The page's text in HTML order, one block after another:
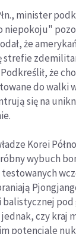
minister
niepokoju"
że
strefie
że
do walki
się na
Korei
wybuch
pod
czy kraj
potencjale